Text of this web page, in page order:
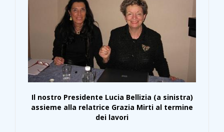
Il nostro Presidente Lucia Bellizia (a sinistra)
assieme alla relatrice Grazia Mirti al termine
dei lavori